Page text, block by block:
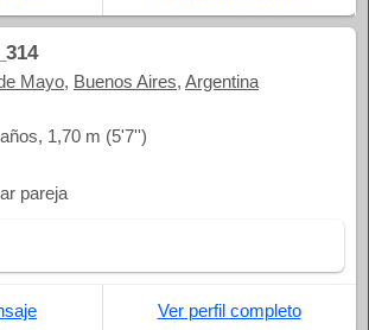
Mayo, Buenos Aires, Argentina
1,70 m (5'7'')
pareja
Ver perfil completo